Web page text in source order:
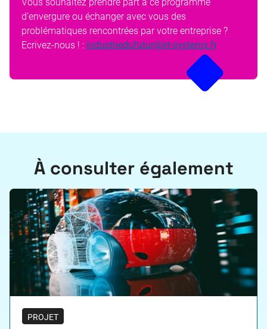
d’envergure ou échanger avec vous des
problématiques rencontrées par votre entreprise ?
Ecrivez-nous ! : industriedufutur@irt-systemx.fr
À consulter également
PROJET